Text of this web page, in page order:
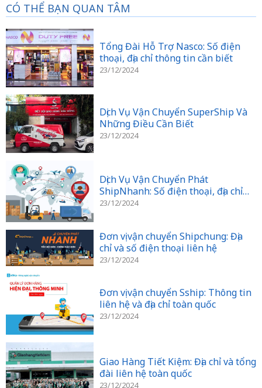
CÓ THỂ BẠN QUAN TÂM
Tổng Đài Hỗ Trợ Nasco: Số điện
thoại, địa chỉ thông tin cần biết
23/12/2024
Dịch Vụ Vận Chuyển SuperShip Và
Những Điều Cần Biết
23/12/2024
Dịch Vụ Vận Chuyển Phát
ShipNhanh: Số điện thoại, địa chỉ
liên hệ
23/12/2024
Đơn vị vận chuyển Shipchung: Địa
chỉ và số điện thoại liên hệ
23/12/2024
Đơn vị vận chuyển Sship: Thông tin
liên hệ và địa chỉ toàn quốc
23/12/2024
Giao Hàng Tiết Kiệm: Địa chỉ và tổng
đài liên hệ toàn quốc
23/12/2024